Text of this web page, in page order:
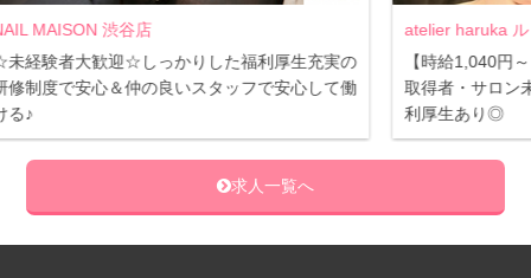
実の
て働
atelier haruka ルミネ横浜店
【時給1,040円～】駅近サロンで通勤楽々◎3級
取得者・サロン未経験者OK・充実の研修制度:福
I-
独
え
求人一覧へ